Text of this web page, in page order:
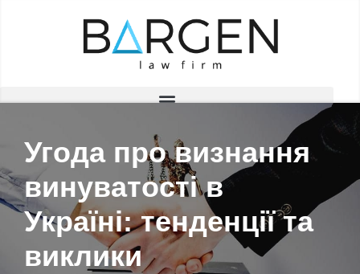
Угода про визнання
винуватості в
Україні: тенденції та
виклики